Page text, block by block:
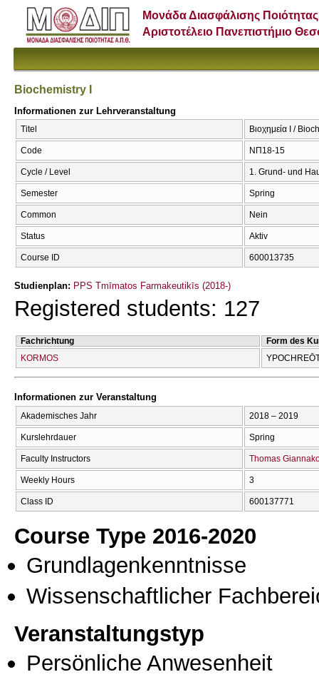
Μονάδα Διασφάλισης Ποιότητας
Αριστοτέλειο Πανεπιστήμιο
Biochemistry I
Informationen zur Lehrveranstaltung
Titel Βιοχημεία Ι /
Code ΝΠ18-15
Cycle / Level 1. Grund- und
Semester Spring
Common Nein
Status Aktiv
Course ID 600013735
Studienplan: PPS Tmīmatos Farmakeutikīs (2018-)
Registered students: 127
Fachrichtung
Form des
KORMOS
Informationen zur Veranstaltung
Akademisches Jahr 2018 – 2019
Kurslehrdauer Spring
Faculty Instructors Thomas
Weekly Hours 3
Class ID 600137771
Course Type 2016-2020
Grundlagenkenntnisse
Wissenschaftlicher
Veranstaltungstyp
Persönliche Anwesenheit